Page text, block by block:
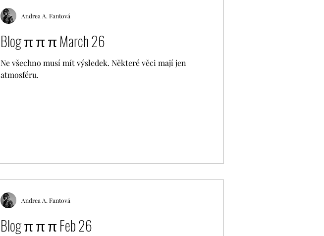
Blog π π π March 26
Ne všechno musí mít výsledek. Některé věci mají jen
atmosféru.
Andrea A. Fantová
Blog π π π Feb 26
Andrea A. Fantová